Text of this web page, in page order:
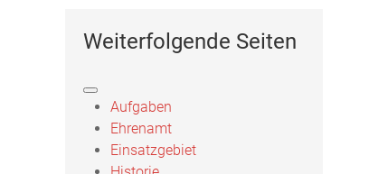
Weiterfolgende Seiten
Aufgaben
Ehrenamt
Einsatzgebiet